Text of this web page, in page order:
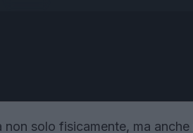
solo fisicamente, ma anche